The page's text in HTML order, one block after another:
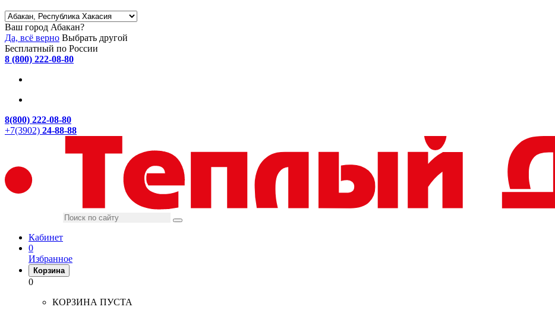
Ваш город Абакан?
Да, всё верно Выбрать другой
Бесплатный по России
8 (800) 222-08-80
8(800) 222-08-80
+7(3902) 24-88-88
Кабинет
0
Избранное
Корзина
0
КОРЗИНА ПУСТА